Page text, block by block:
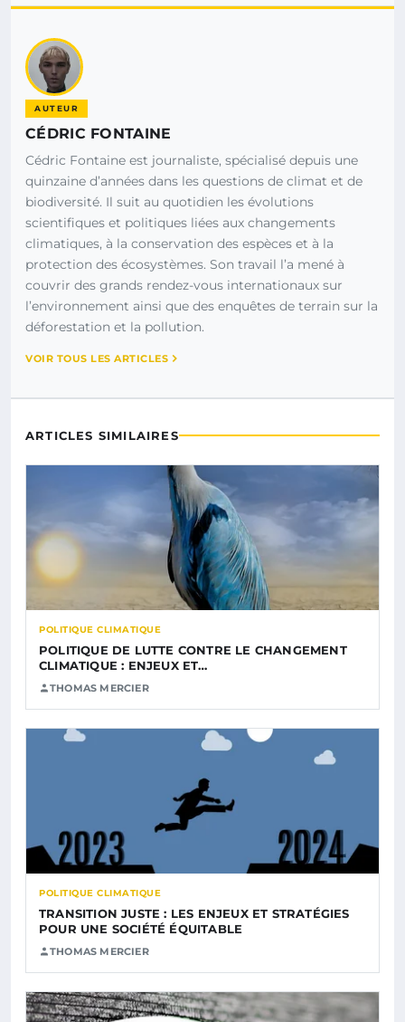
AUTEUR
CÉDRIC FONTAINE
Cédric Fontaine est journaliste, spécialisé depuis une
quinzaine d’années dans les questions de climat et de
biodiversité. Il suit au quotidien les évolutions
scientifiques et politiques liées aux changements
climatiques, à la conservation des espèces et à la
protection des écosystèmes. Son travail l’a mené à
couvrir des grands rendez-vous internationaux sur
l’environnement ainsi que des enquêtes de terrain sur la
déforestation et la pollution.
VOIR TOUS LES ARTICLES
ARTICLES SIMILAIRES
POLITIQUE CLIMATIQUE
POLITIQUE DE LUTTE CONTRE LE CHANGEMENT
CLIMATIQUE : ENJEUX ET…
THOMAS MERCIER
POLITIQUE CLIMATIQUE
TRANSITION JUSTE : LES ENJEUX ET STRATÉGIES
POUR UNE SOCIÉTÉ ÉQUITABLE
THOMAS MERCIER